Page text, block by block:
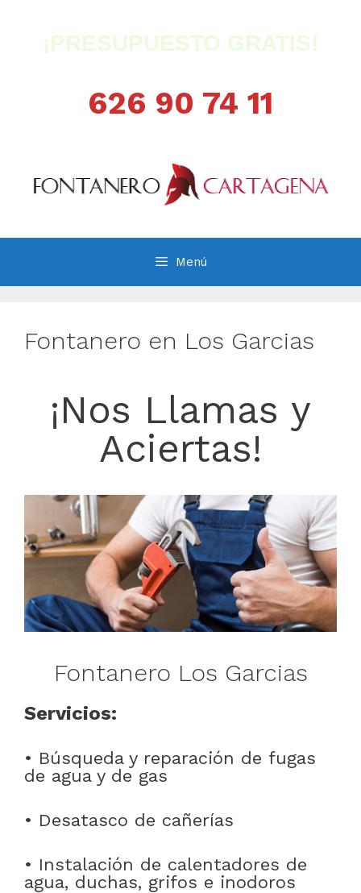
contenido¡PRESUPUESTO GRATIS!
626 90 74 11
Menú
Fontanero en Los Garcias
¡Nos Llamas y
Aciertas!
Fontanero Los Garcias
Servicios:
• Búsqueda y reparación de fugas
de agua y de gas
• Desatasco de cañerías
• Instalación de calentadores de
agua, duchas, grifos e inodoros